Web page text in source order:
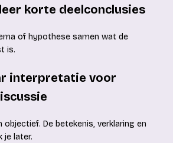
korte deelconclusies
of hypothese samen wat de
is.
interpretatie voor
De betekenis, verklaring en
je later.